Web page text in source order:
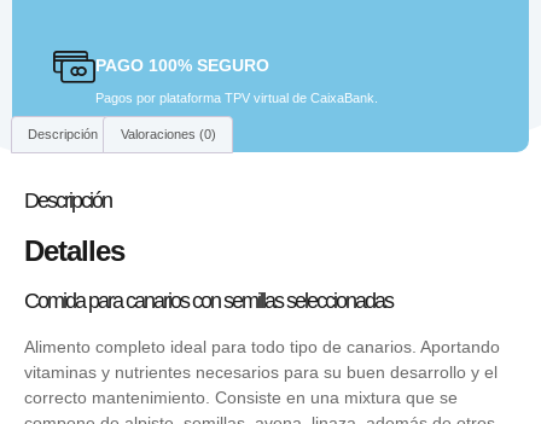
PAGO 100% SEGURO
Pagos por plataforma TPV virtual de CaixaBank.
Descripción Valoraciones (0)
Descripción
Detalles
Comida para canarios con semillas seleccionadas
Alimento completo ideal para todo tipo de canarios. Aportando
vitaminas y nutrientes necesarios para su buen desarrollo y el
correcto mantenimiento. Consiste en una mixtura que se